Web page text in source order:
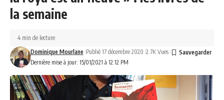
la semaine
Dernière mise à jour: 15/01/2021 à 12:12 PM
Dominique Mourlane Publié 17 décembre 2020 2.7K Vues
4 min de lecture